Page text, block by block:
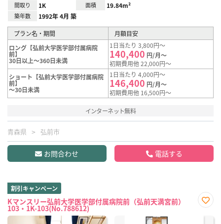
間取り 1K 面積 19.84m²
築年数 1992年 4月 築
プラン名・期間
月額目安
ロング【弘前大学医学部付属病院
前】
30日以上～360日未満
1日当たり 3,800円～
140,400 円/月～
初期費用他 22,000円～
ショート【弘前大学医学部付属病院
前】
～30日未満
1日当たり 4,000円～
146,400 円/月～
初期費用他 16,500円～
インターネット無料
青森県 弘前市
お問合わせ 電話する
割引キャンペーン
Kマンスリー弘前大学医学部付属病院前（弘前天満宮前）
103・1K-103(No.788612)
に入